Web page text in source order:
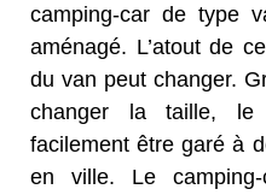
camping-car de type
aménagé. L’atout de
du van peut changer.
changer la taille, le
facilement être garé à
en ville. Le